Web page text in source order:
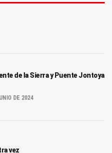
de la Sierra y Puente Jontoya
DE 2024
vez